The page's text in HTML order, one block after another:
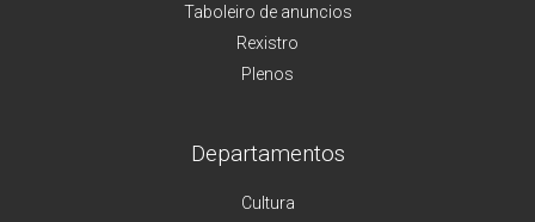
Taboleiro de anuncios
Rexistro
Plenos
Departamentos
Cultura